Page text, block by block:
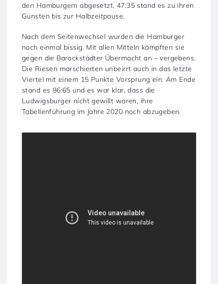
den Hamburgern abgesetzt, 47:35 stand es zu ihren
Gunsten bis zur Halbzeitpause.
Nach dem Seitenwechsel wurden die Hamburger
noch einmal bissig. Mit allen Mitteln kämpften sie
gegen die Barockstädter Übermacht an – vergebens.
Die Riesen marschierten unbeirrt auch in das letzte
Viertel mit einem 15 Punkte Vorsprung ein. Am Ende
stand es 86:65 und es war klar, dass die
Ludwigsburger nicht gewillt waren, ihre
Tabellenführung im Jahre 2020 noch abzugeben.